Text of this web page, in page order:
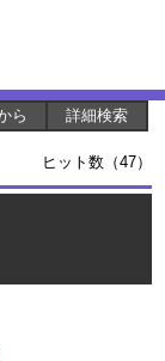
ら 詳細検索
ヒット数（47）